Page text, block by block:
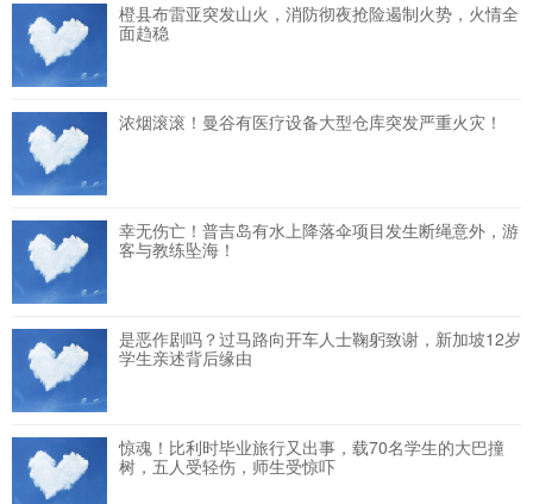
橙县布雷亚突发山火，消防彻夜抢险遏制火势，火情全
面趋稳
浓烟滚滚！曼谷有医疗设备大型仓库突发严重火灾！
幸无伤亡！普吉岛有水上降落伞项目发生断绳意外，游
客与教练坠海！
是恶作剧吗？过马路向开车人士鞠躬致谢，新加坡12岁
学生亲述背后缘由
惊魂！比利时毕业旅行又出事，载70名学生的大巴撞
树，五人受轻伤，师生受惊吓